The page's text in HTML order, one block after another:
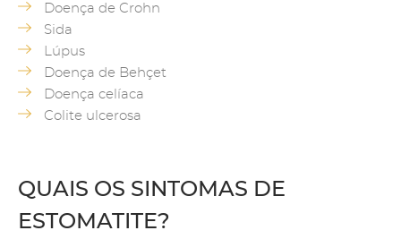
Doença de Crohn
Sida
Lúpus
Doença de Behçet
Doença celíaca
Colite ulcerosa
QUAIS OS SINTOMAS DE
ESTOMATITE?